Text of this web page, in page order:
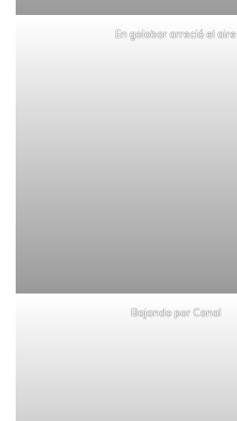
En golobar arreció el aire
Bajando por Canal